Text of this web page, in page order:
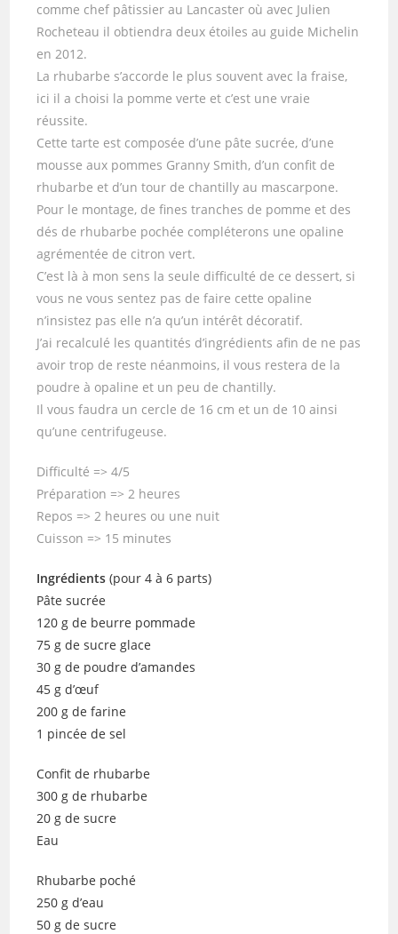
comme chef pâtissier au Lancaster où avec Julien
Rocheteau il obtiendra deux étoiles au guide Michelin
en 2012.
La rhubarbe s’accorde le plus souvent avec la fraise,
ici il a choisi la pomme verte et c’est une vraie
réussite.
Cette tarte est composée d’une pâte sucrée, d’une
mousse aux pommes Granny Smith, d’un confit de
rhubarbe et d’un tour de chantilly au mascarpone.
Pour le montage, de fines tranches de pomme et des
dés de rhubarbe pochée compléterons une opaline
agrémentée de citron vert.
C’est là à mon sens la seule difficulté de ce dessert, si
vous ne vous sentez pas de faire cette opaline
n’insistez pas elle n’a qu’un intérêt décoratif.
J’ai recalculé les quantités d’ingrédients afin de ne pas
avoir trop de reste néanmoins, il vous restera de la
poudre à opaline et un peu de chantilly.
Il vous faudra un cercle de 16 cm et un de 10 ainsi
qu’une centrifugeuse.
Difficulté => 4/5
Préparation => 2 heures
Repos => 2 heures ou une nuit
Cuisson => 15 minutes
Ingrédients (pour 4 à 6 parts)
Pâte sucrée
120 g de beurre pommade
75 g de sucre glace
30 g de poudre d’amandes
45 g d’œuf
200 g de farine
1 pincée de sel
Confit de rhubarbe
300 g de rhubarbe
20 g de sucre
Eau
Rhubarbe poché
250 g d’eau
50 g de sucre